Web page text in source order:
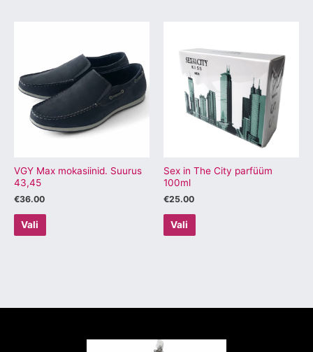
VGY Max mokasiinid. Suurus
43,45
€36.00
Vali
on
mitu
varianti.
Valikuid
saab
tootelehel.
Sex in The City parfüüm
100ml
€25.00
Vali
tootel
on
varianti.
Valikuid
tootelehel.